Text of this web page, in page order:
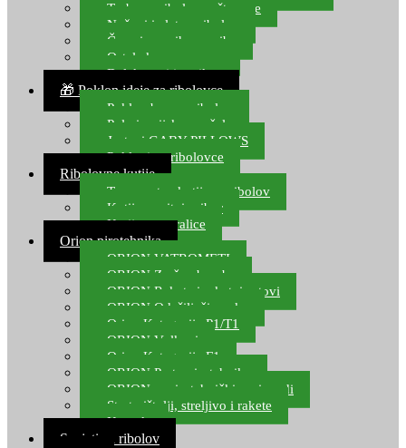
Torbe za ribolovne štapove
Noževi i alat za ribolov
Čamci za prihranu ribe
Ostala kamp oprema
Dalekozori i optika
🎁 Poklon ideje za ribolovce
Poklon bon za ribolov
Polarizacijske naočale
Jastuci GABY PILLOWS
Pokloni za ribolovce
Ribolovne kutije
Transportne kutije za ribolov
Kutije za sitni pribor
Kutije za varalice
Orion pirotehnika
ORION VATROMETI
ORION Zračne bombe
ORION Rakete i raketni setovi
ORION Odašiljači zvuka
Orion Kategorija P1/T1
ORION Vulkani
Orion Kategorija F1
ORION Party pirotehnika
ORION nepirotehnički proizvodi
Start pištolji, streljivo i rakete
Kontakt
Savjeti za ribolov